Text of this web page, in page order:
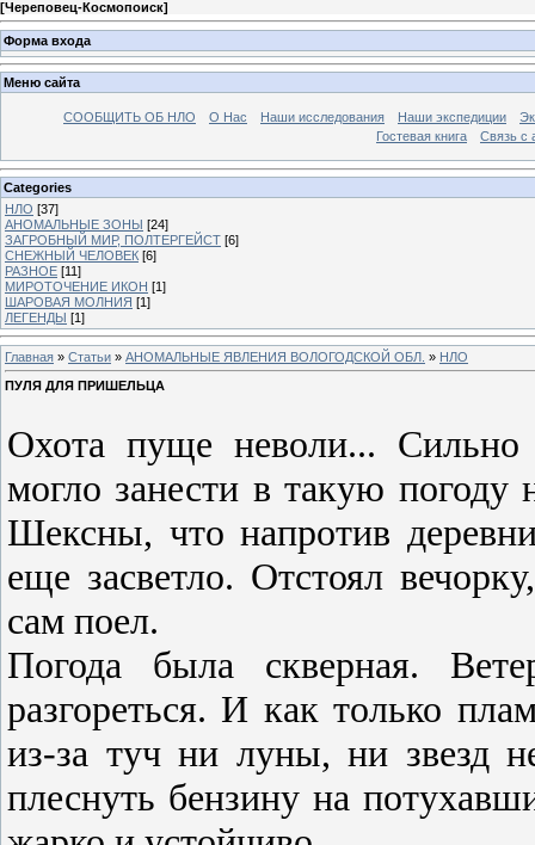
[Череповец-Космопоиск]
Форма входа
Меню сайта
СООБЩИТЬ ОБ НЛО О Нас Наши исследования Наши экспедиции
Гостевая книга
Связь с
Categories
НЛО [37]
АНОМАЛЬНЫЕ ЗОНЫ [24]
ЗАГРОБНЫЙ МИР, ПОЛТЕРГЕЙСТ [6]
СНЕЖНЫЙ ЧЕЛОВЕК [6]
РАЗНОЕ [11]
МИРОТОЧЕНИЕ ИКОН [1]
ШАРОВАЯ МОЛНИЯ [1]
ЛЕГЕНДЫ [1]
Главная » Статьи » АНОМАЛЬНЫЕ ЯВЛЕНИЯ ВОЛОГОДСКОЙ ОБЛ. » НЛО
ПУЛЯ ДЛЯ ПРИШЕЛЬЦА
Охота пуще неволи... Сильно
могло занести в такую погоду
Шексны, что напротив
еще засвет­ло. Отстоял
сам поел.
Погода была скверная.
разгореться. И как только
из-за туч ни лу­ны, ни звезд
плеснуть бензину на